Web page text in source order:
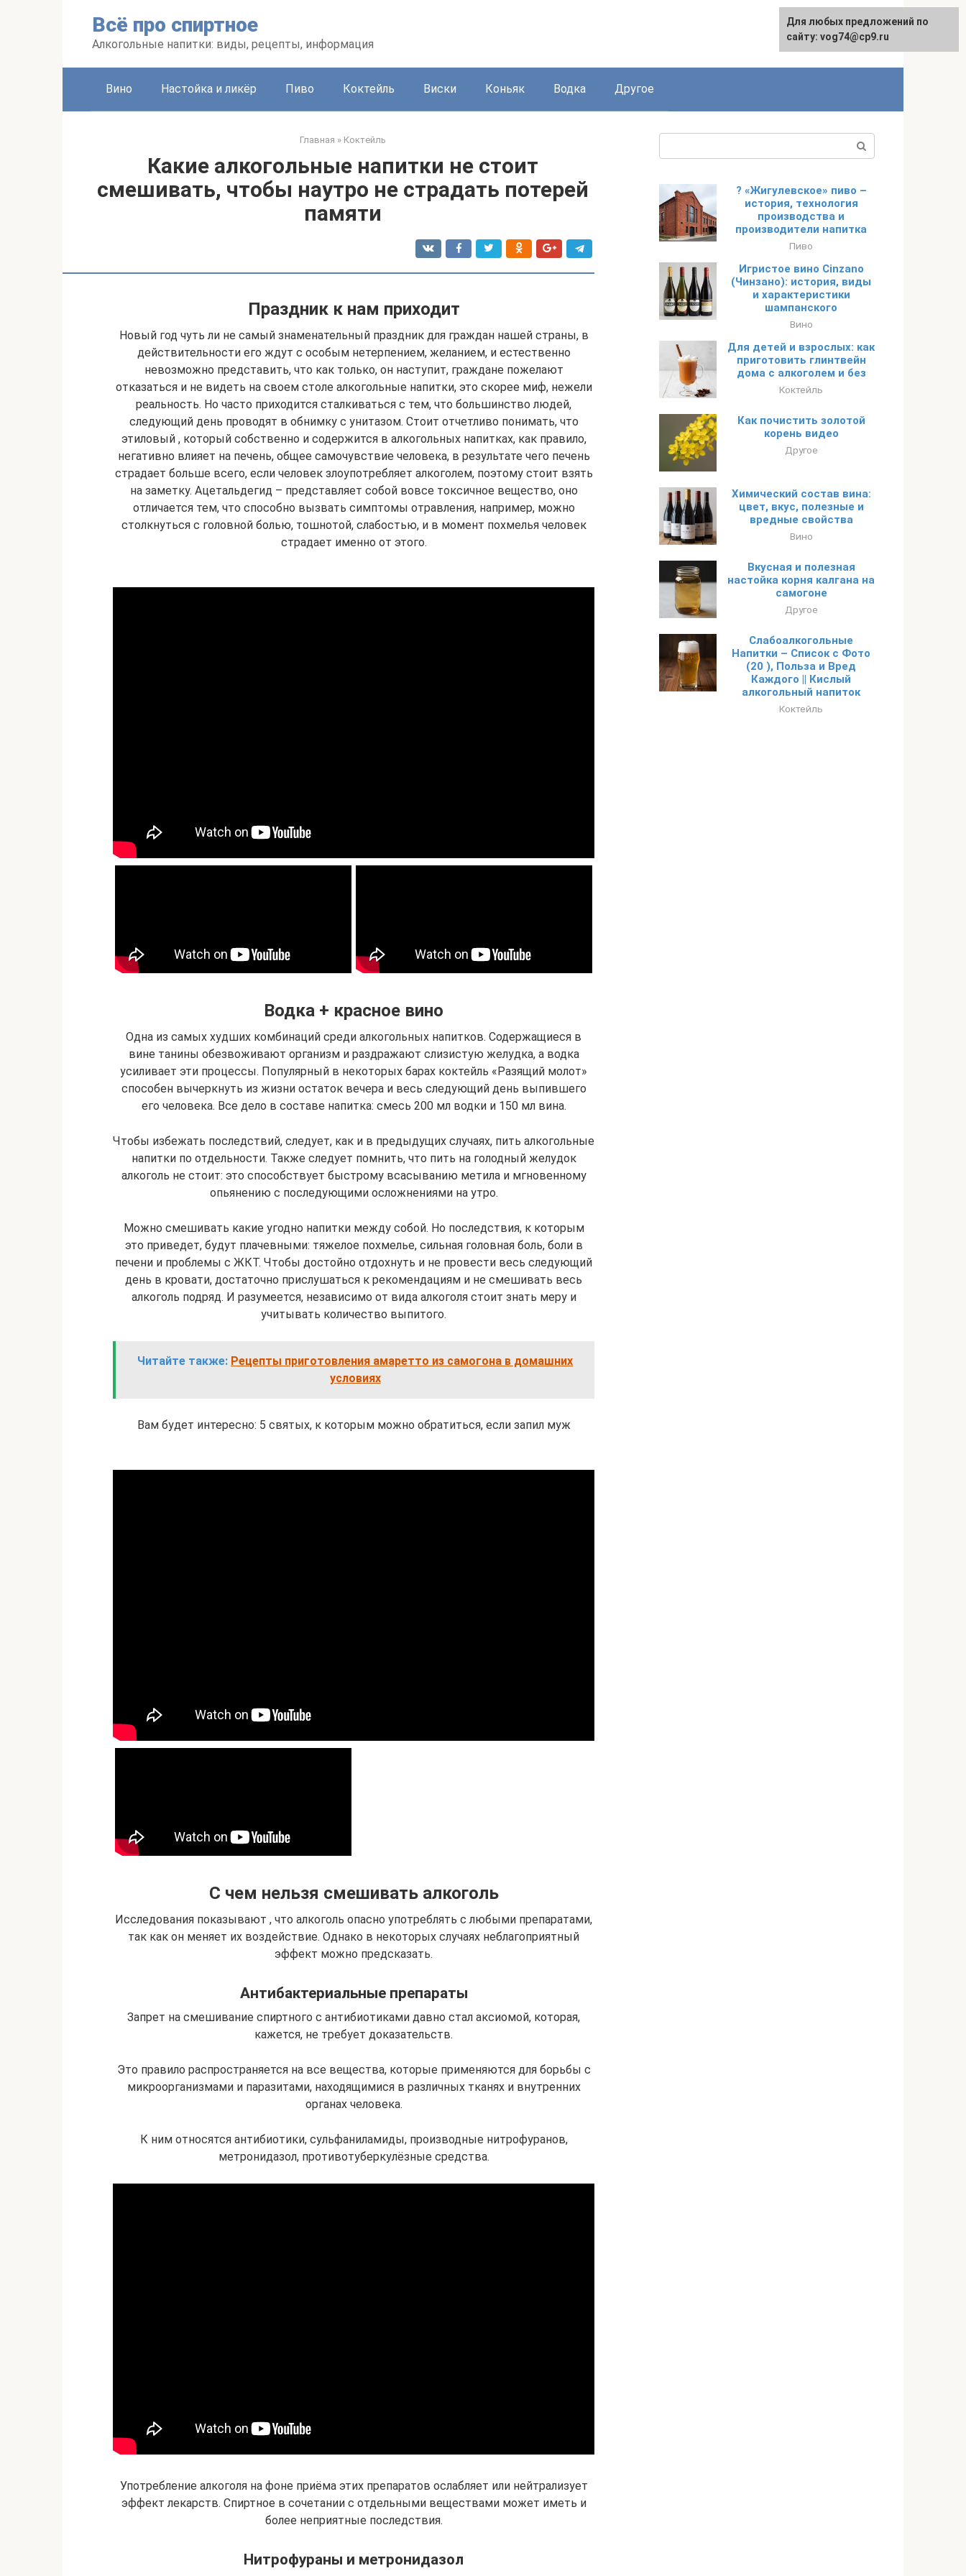
Всё про спиртное
Алкогольные напитки: виды, рецепты, информация
Вино Настойка и ликёр Пиво Коктейль Виски Коньяк Водка Другое
Главная » Коктейль
Какие алкогольные напитки не стоит
смешивать, чтобы наутро не страдать потерей
памяти
Праздник к нам приходит
Новый год чуть ли не самый знаменательный праздник для граждан нашей страны, в
действительности его ждут с особым нетерпением, желанием, и естественно
невозможно представить, что как только, он наступит, граждане пожелают
отказаться и не видеть на своем столе алкогольные напитки, это скорее миф, нежели
реальность. Но часто приходится сталкиваться с тем, что большинство людей,
следующий день проводят в обнимку с унитазом. Стоит отчетливо понимать, что
этиловый , который собственно и содержится в алкогольных напитках, как правило,
негативно влияет на печень, общее самочувствие человека, в результате чего печень
страдает больше всего, если человек злоупотребляет алкоголем, поэтому стоит взять
на заметку. Ацетальдегид – представляет собой вовсе токсичное вещество, оно
отличается тем, что способно вызвать симптомы отравления, например, можно
столкнуться с головной болью, тошнотой, слабостью, и в момент похмелья человек
страдает именно от этого.
Водка + красное вино
Одна из самых худших комбинаций среди алкогольных напитков. Содержащиеся в
вине танины обезвоживают организм и раздражают слизистую желудка, а водка
усиливает эти процессы. Популярный в некоторых барах коктейль «Разящий молот»
способен вычеркнуть из жизни остаток вечера и весь следующий день выпившего
его человека. Все дело в составе напитка: смесь 200 мл водки и 150 мл вина.
Чтобы избежать последствий, следует, как и в предыдущих случаях, пить алкогольные
напитки по отдельности. Также следует помнить, что пить на голодный желудок
алкоголь не стоит: это способствует быстрому всасыванию метила и мгновенному
опьянению с последующими осложнениями на утро.
Можно смешивать какие угодно напитки между собой. Но последствия, к которым
это приведет, будут плачевными: тяжелое похмелье, сильная головная боль, боли в
печени и проблемы с ЖКТ. Чтобы достойно отдохнуть и не провести весь следующий
день в кровати, достаточно прислушаться к рекомендациям и не смешивать весь
алкоголь подряд. И разумеется, независимо от вида алкоголя стоит знать меру и
учитывать количество выпитого.
Читайте также: Рецепты приготовления амаретто из самогона в домашних
условиях
Вам будет интересно: 5 святых, к которым можно обратиться, если запил муж
С чем нельзя смешивать алкоголь
Исследования показывают , что алкоголь опасно употреблять с любыми препаратами,
так как он меняет их воздействие. Однако в некоторых случаях неблагоприятный
эффект можно предсказать.
Антибактериальные препараты
Запрет на смешивание спиртного с антибиотиками давно стал аксиомой, которая,
кажется, не требует доказательств.
Это правило распространяется на все вещества, которые применяются для борьбы с
микроорганизмами и паразитами, находящимися в различных тканях и внутренних
органах человека.
К ним относятся антибиотики, сульфаниламиды, производные нитрофуранов,
метронидазол, противотуберкулёзные средства.
Употребление алкоголя на фоне приёма этих препаратов ослабляет или нейтрализует
эффект лекарств. Спиртное в сочетании с отдельными веществами может иметь и
более неприятные последствия.
Нитрофураны и метронидазол
? «Жигулевское» пиво –
история, технология
производства и
производители напитка
Пиво
Игристое вино Cinzano
(Чинзано): история, виды
и характеристики
шампанского
Вино
Для детей и взрослых: как
приготовить глинтвейн
дома с алкоголем и без
Коктейль
Как почистить золотой
корень видео
Другое
Химический состав вина:
цвет, вкус, полезные и
вредные свойства
Вино
Вкусная и полезная
настойка корня калгана на
самогоне
Другое
Слабоалкогольные
Напитки – Список с Фото
(20 ), Польза и Вред
Каждого || Кислый
алкогольный напиток
Коктейль
Для любых предложений по
сайту: vog74@cp9.ru